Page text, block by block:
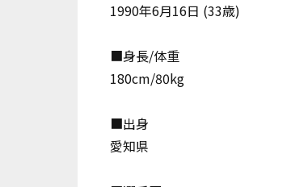
1990年6月16日 (33歳)
■身長/体重
180cm/80kg
■出身
愛知県